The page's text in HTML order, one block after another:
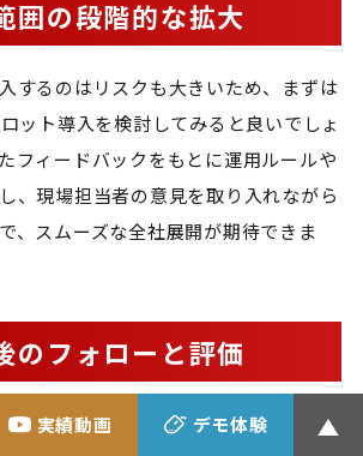
実績動画 デモ体験
囲の段階的な拡大
するのはリスクも大きいため、まずは
ット導入を検討してみると良いでしょ
フィードバックをもとに運用ルールや
、現場担当者の意見を取り入れながら
、スムーズな全社展開が期待できま
のフォローと評価
終わりではありません。導入後の運用